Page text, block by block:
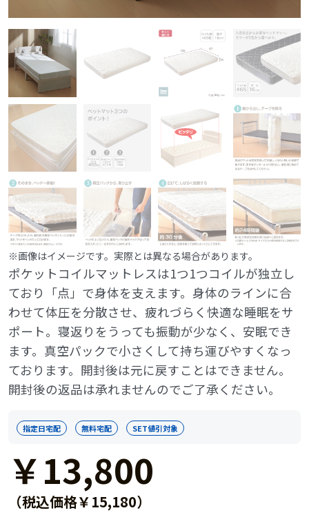
※画像はイメージです。実際とは異なる場合があります。
ポケットコイルマットレスは1つ1つコイルが独立し
ており「点」で身体を支えます。身体のラインに合
わせて体圧を分散させ、疲れづらく快適な睡眠をサ
ポート。寝返りをうっても振動が少なく、安眠でき
ます。真空パックで小さくして持ち運びやすくなっ
ております。開封後は元に戻すことはできません。
開封後の返品は承れませんのでご了承ください。
指定日宅配 無料宅配 SET値引対象
￥13,800
（税込価格￥15,180）